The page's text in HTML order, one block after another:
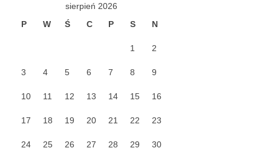
Zakończenie Oktawy Bożego Ciała
26.06.2025
Niedziela Palmowa 24.03.2024
Wigilia Paschalna 30.03.2024
sierpień 2026
P
W Ś C P S N
1 2
3 4 5 6 7 8 9
10 11 12 13 14 15 16
17 18 19 20 21 22 23
24 25 26 27 28 29 30